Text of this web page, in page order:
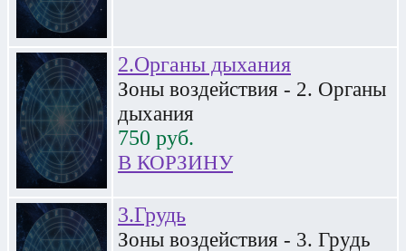
2.Органы дыхания
Зоны воздействия - 2. Органы
дыхания
750 руб.
В КОРЗИНУ
3.Грудь
Зоны воздействия - 3. Грудь